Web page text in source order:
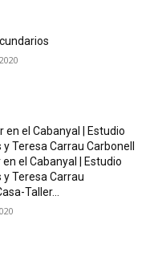
en el Cabanyal | Estudio
Teresa Carrau Carbonell
el Cabanyal | Estudio
Teresa Carrau
Taller...